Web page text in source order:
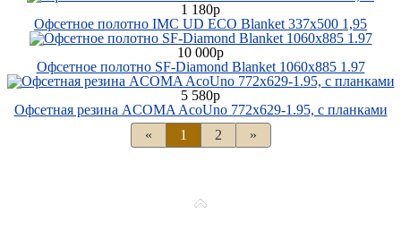
1 180р
Офсетное полотно IMC UD ECO Blanket 337х500 1,95
10 000р
Офсетное полотно SF-Diamond Blanket 1060x885 1.97
5 580р
Офсетная резина ACOMA AcoUno 772x629-1.95, с планками
«
1 2 »